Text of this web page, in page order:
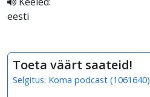
eesti
Toeta väärt saateid!
Selgitus: Koma podcast (1061640)